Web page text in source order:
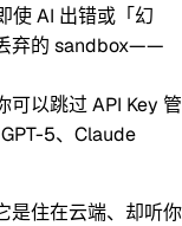
使 AI 出错或「幻
弃的 sandbox——
可以跳过 API Key 管
5、Claude
是住在云端、却听你